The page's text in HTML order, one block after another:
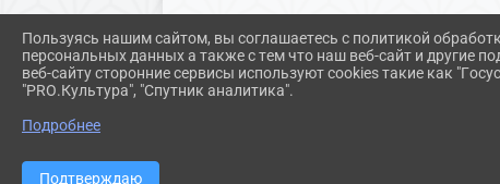
Пользуясь нашим сайтом, вы соглашаетесь с политикой
персональных данных а также с тем что наш веб-сайт и другие
веб-сайту сторонние сервисы используют cookies такие как
"PRO.Культура", "Спутник аналитика".
Подробнее
Подтверждаю